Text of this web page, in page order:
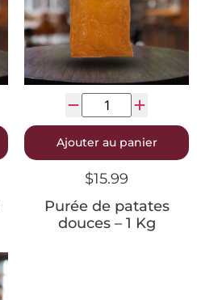
Purée de patates
douces – 1 Kg
$15.99
Ajouter au panier